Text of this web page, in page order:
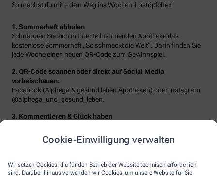
Cookie-Einwilligung verwalten
Wir setzen Cookies, die für den Betrieb der Website technisch erforderlich
sind. Darüber hinaus verwenden wir Cookies, um unsere Website für Sie
So machst du mit – dein Weg ins Wochen-Lostöpfchen
1. Sommerheft abholen
Schnappen Sie sich in Ihrer teilnehmenden Apotheke das
kostenlose Sommerheft „So schmeckt die Welt“. Darin finden Sie
jede Woche einen neuen QR-Code zum Gewinnspiel.
2. QR-Code scannen oder direkt auf Social Media
vorbeischauen:
Facebook (Alphega & gesund leben Apotheken) oder Instagram
@alphega_und_gesund_leben.
3. Kommentieren & Glück haben
Traumziel – schon landen Sie im Lostopf!